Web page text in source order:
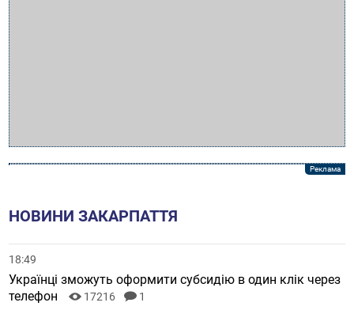
НОВИНИ ЗАКАРПАТТЯ
18:49
Українці зможуть оформити субсидію в один клік через
телефон
17216 1